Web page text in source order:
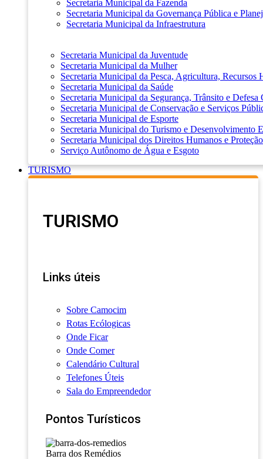
Secretaria Municipal da Fazenda
Secretaria Municipal da Governança Pública e
Secretaria Municipal da Infraestrutura
Secretaria Municipal da Juventude
Secretaria Municipal da Mulher
Secretaria Municipal da Pesca, Agricultura, Recursos
Secretaria Municipal da Saúde
Secretaria Municipal da Segurança, Trânsito e Defesa
Secretaria Municipal de Conservação e Serviços
Secretaria Municipal de Esporte
Secretaria Municipal do Turismo e Desenvolvimento
Secretaria Municipal dos Direitos Humanos e
Serviço Autônomo de Água e Esgoto
TURISMO
TURISMO
Links úteis
Sobre Camocim
Rotas Ecólogicas
Onde Ficar
Onde Comer
Calendário Cultural
Telefones Úteis
Sala do Empreendedor
Pontos Turísticos
Barra dos Remédios